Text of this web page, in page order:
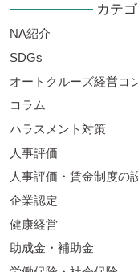
カテ
NA紹介
SDGs
オートクルーズ経営コ
コラム
ハラスメント対策
人事評価
人事評価・賃金制度の
企業認定
健康経営
助成金・補助金